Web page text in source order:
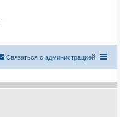
Связаться с администрацией